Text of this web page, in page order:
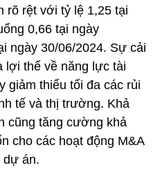
rõ rệt với tỷ lệ 1,25 tại
0,66 tại ngày
ngày 30/06/2024. Sự cải
lợi thế về năng lực tài
giảm thiểu tối đa các rủi
tế và thị trường. Khả
cũng tăng cường khả
cho các hoạt động M&A
dự án.